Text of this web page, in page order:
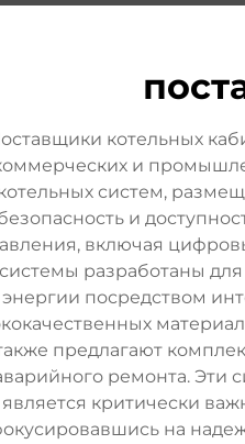
котельных
и
систем,
и
включая
разработаны
энергии посредством
предлагают
ремонта. Эти
является критически
на